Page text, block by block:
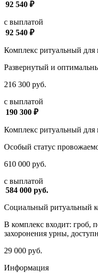
92 540 ₽
с выплатой
92 540 ₽
Комплекс ритуальный
Развернутый и
216 300 руб.
с выплатой
190 300 ₽
Комплекс ритуальный
Особый статус
610 000 руб.
с выплатой
584 000 руб.
Социальный ритуальный
В комплекс входит: гроб,
захоронения урны,
29 000 руб.
Информация